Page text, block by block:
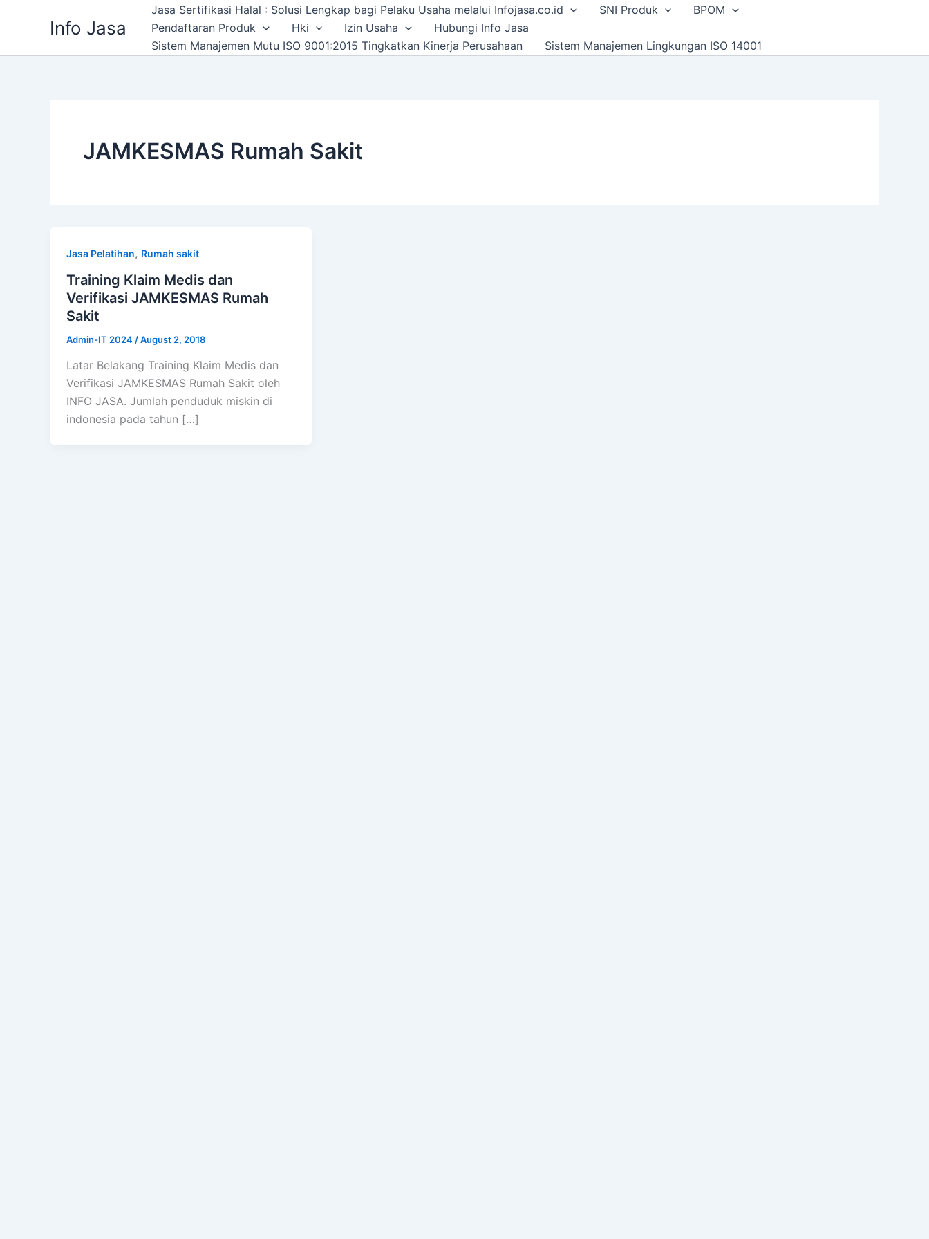
Info Jasa
Jasa Sertifikasi Halal : Solusi Lengkap bagi Pelaku Usaha melalui Infojasa.co.id SNI Produk
BPOM
Pendaftaran Produk
Hki Izin Usaha
Hubungi Info Jasa
Sistem Manajemen Mutu ISO 9001:2015 Tingkatkan Kinerja Perusahaan
Sistem Manajemen Lingkungan ISO 14001
JAMKESMAS Rumah Sakit
Jasa Pelatihan, Rumah sakit
Training Klaim Medis dan
Verifikasi JAMKESMAS Rumah
Sakit
Admin-IT 2024 /August 2, 2018
Latar Belakang Training Klaim Medis dan
Verifikasi JAMKESMAS Rumah Sakit oleh
INFO JASA. Jumlah penduduk miskin di
indonesia pada tahun […]